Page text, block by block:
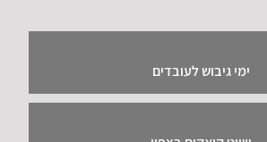
ימי גיבוש לעובדים